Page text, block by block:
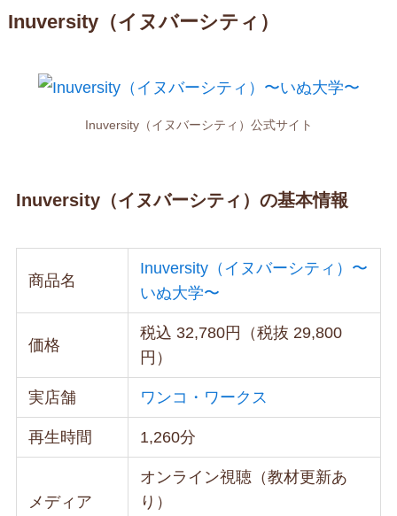
Inuversity（イヌバーシティ）
Inuversity（イヌバーシティ）公式サイト
Inuversity（イヌバーシティ）の基本情報
商品名
Inuversity（イヌバーシティ）〜
いぬ大学〜
価格
税込 32,780円（税抜 29,800
円）
実店舗 ワンコ・ワークス
再生時間 1,260分
メディア
オンライン視聴（教材更新あ
り）